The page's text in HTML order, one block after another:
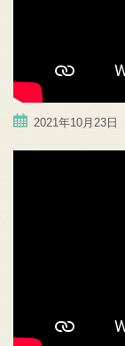
2021年10月23日